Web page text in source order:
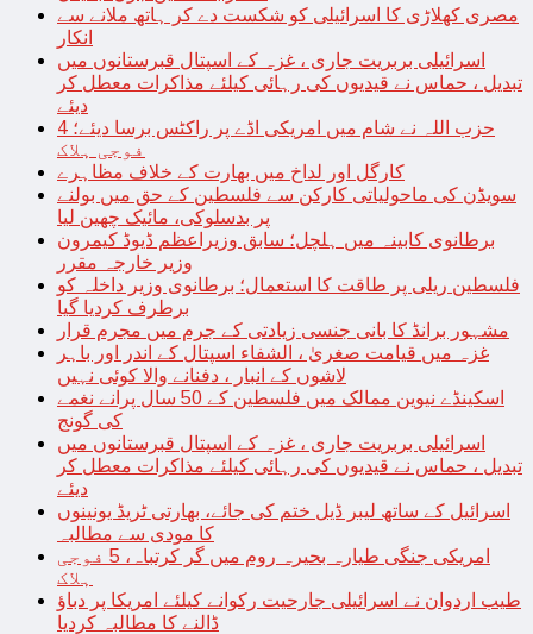
مصری کھلاڑی کا اسرائیلی کو شکست دے کر ہاتھ ملانے سے
انکار
اسرائیلی بربریت جاری ، غزہ کے اسپتال قبرستانوں میں
تبدیل ، حماس نے قیدیوں کی رہائی کیلئے مذاکرات معطل کر
دیئے
حزب اللہ نے شام میں امریکی اڈے پر راکٹس برسا دیئے؛ 4
فوجی ہلاک
کارگل اور لداخ میں بھارت کے خلاف مظاہرے
سویڈن کی ماحولیاتی کارکن سے فلسطین کے حق میں بولنے
پر بدسلوکی، مائیک چھین لیا
برطانوی کابینہ میں ہلچل؛ سابق وزیراعظم ڈیوڈ کیمرون
وزیر خارجہ مقرر
فلسطین ریلی پر طاقت کا استعمال؛ برطانوی وزیر داخلہ کو
برطرف کردیا گیا
مشہور برانڈ کا بانی جنسی زیادتی کے جرم میں مجرم قرار
غزہ میں قیامت صغریٰ ، الشفاء اسپتال کے اندر اور باہر
لاشوں کے انبار ، دفنانے والا کوئی نہیں
اسکینڈے نیوین ممالک میں فلسطین کے 50 سال پرانے نغمے
کی گونج
اسرائیلی بربریت جاری ، غزہ کے اسپتال قبرستانوں میں
تبدیل ، حماس نے قیدیوں کی رہائی کیلئے مذاکرات معطل کر
دیئے
اسرائیل کے ساتھ لیبر ڈیل ختم کی جائے، بھارتی ٹریڈ یونینوں
کا مودی سے مطالبہ
امریکی جنگی طیارہ بحیرہ روم میں گر کرتباہ، 5 فوجی
ہلاک
طیب اردوان نے اسرائیلی جارحیت رکوانے کیلئے امریکا پر دباؤ
ڈالنے کا مطالبہ کردیا